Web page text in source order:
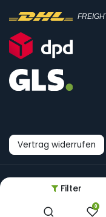
Filter
0
Vertrag widerrufen